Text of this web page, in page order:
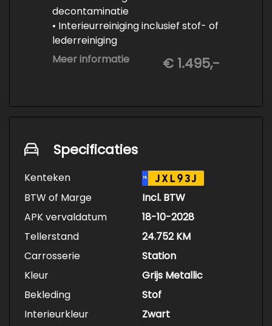
decontaminatie
• Interieurreiniging inclusief stof- of
lederreiniging
• 3-staps lakcorrectie
• Keramische Coating (+/- 5 jaar)
Meer informatie € 1.495,-
Specificaties
Kenteken NL JXL93J
BTW of Marge
Incl. BTW
APK vervaldatum
18-10-2028
Tellerstand
24.752 KM
Carrosserie
Station
Kleur
Grijs Metallic
Bekleding
Stof
Interieurkleur
Zwart